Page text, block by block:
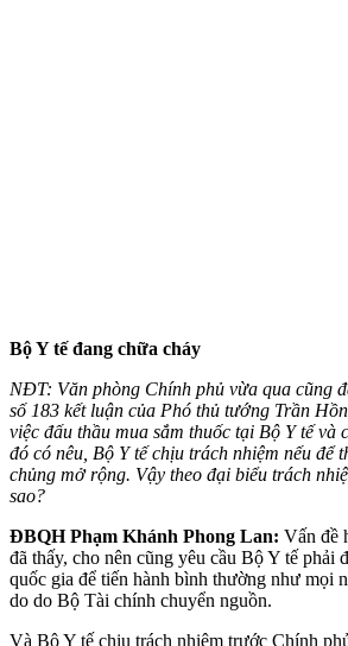
Bộ Y tế đang chữa cháy
NĐT: Văn phòng Chính phủ vừa qua cũng
số 183 kết luận của Phó thủ tướng Trần
việc đấu thầu mua sắm thuốc tại Bộ Y tế và
đó có nêu, Bộ Y tế chịu trách nhiệm nếu để
chủng mở rộng. Vậy theo đại biểu trách
sao?
ĐBQH Phạm Khánh Phong Lan: Vấn đề
đã thấy, cho nên cũng yêu cầu Bộ Y tế phải
quốc gia để tiến hành bình thường như mọi
do do Bộ Tài chính chuyển nguồn.
Và Bộ Y tế chịu trách nhiệm trước Chính